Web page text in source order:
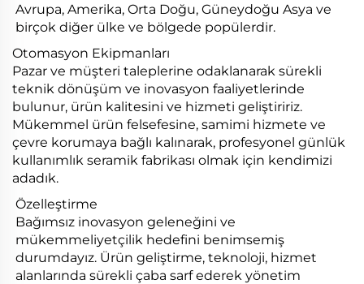
Avrupa, Amerika, Orta Doğu, Güneydoğu Asya ve
birçok diğer ülke ve bölgede popülerdir.
Otomasyon Ekipmanları
Pazar ve müşteri taleplerine odaklanarak sürekli
teknik dönüşüm ve inovasyon faaliyetlerinde
bulunur, ürün kalitesini ve hizmeti geliştiririz.
Mükemmel ürün felsefesine, samimi hizmete ve
çevre korumaya bağlı kalınarak, profesyonel günlük
kullanımlık seramik fabrikası olmak için kendimizi
adadık.
Özelleştirme
Bağımsız inovasyon geleneğini ve
mükemmeliyetçilik hedefini benimsemiş
durumdayız. Ürün geliştirme, teknoloji, hizmet
alanlarında sürekli çaba sarf ederek yönetim